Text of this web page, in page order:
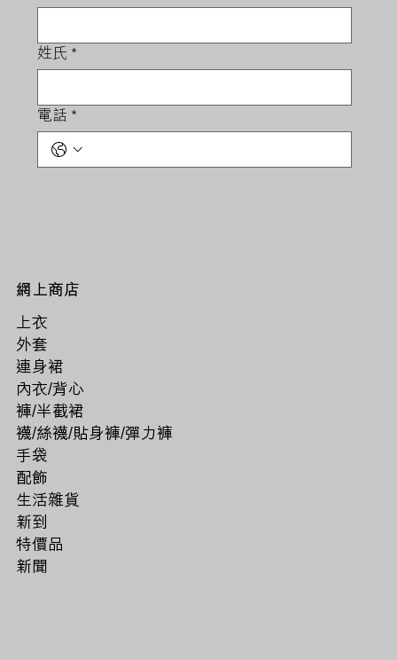
姓氏 *
電話 *
上衣
外套
連身裙
內衣/背心
褲/半截裙
襪/絲襪/貼身褲/彈力褲
手袋
配飾
生活雜貨
新到
特價品
新聞
網上商店